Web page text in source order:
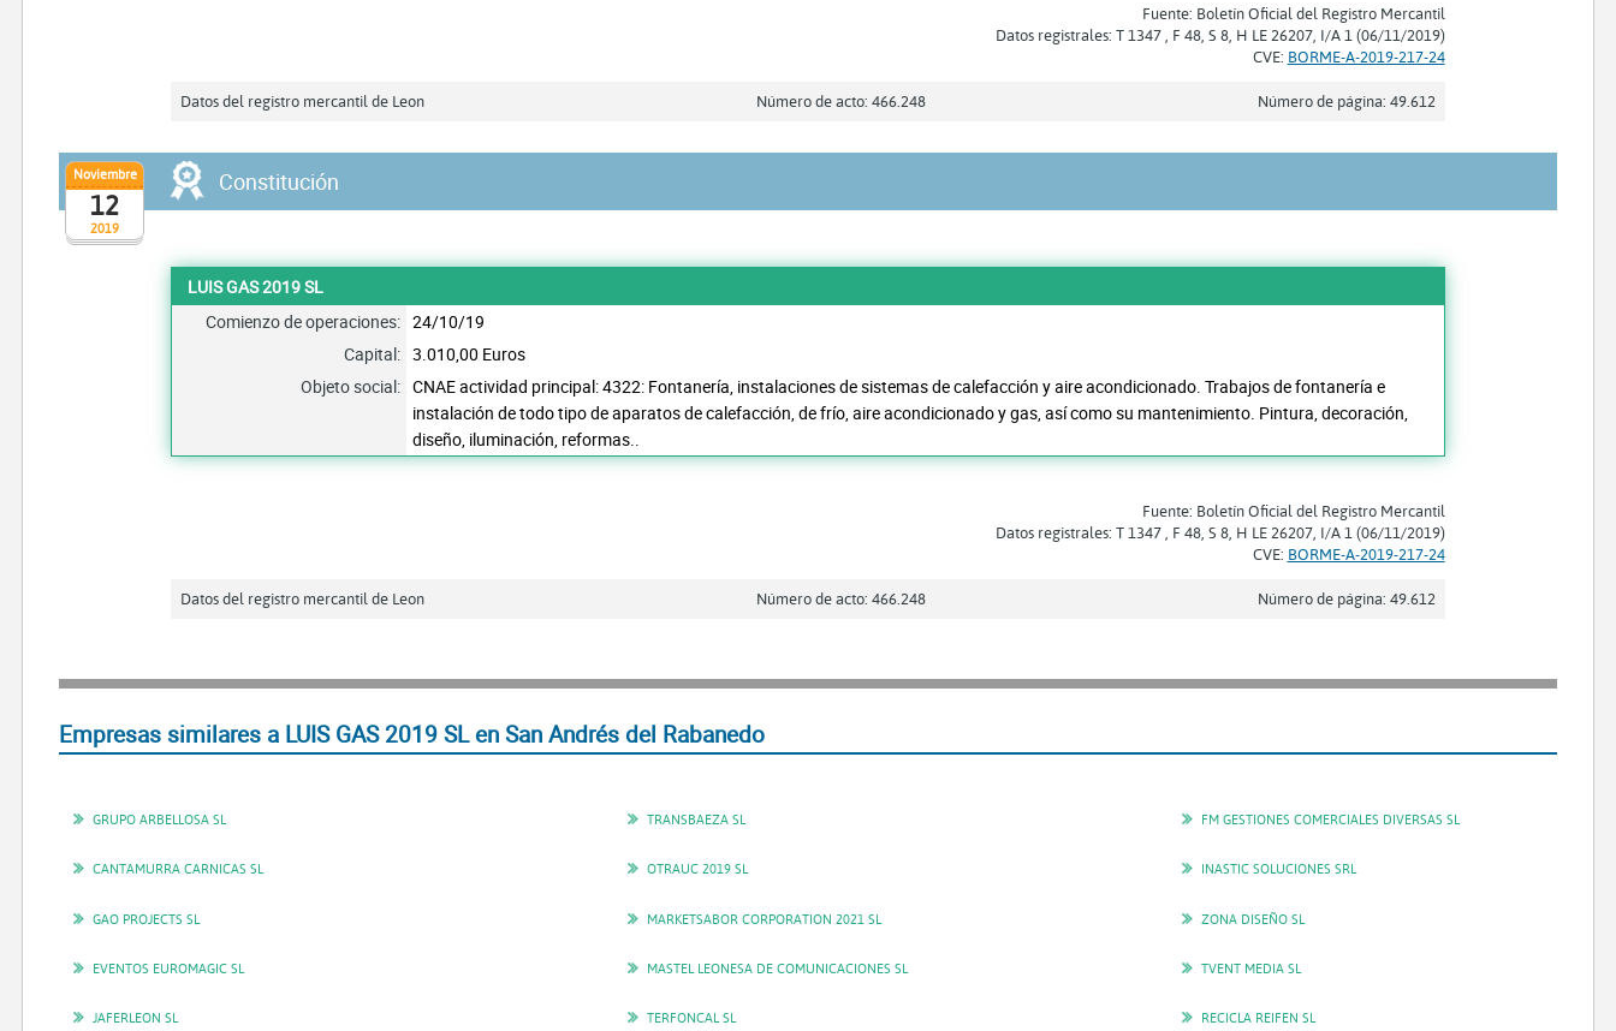
Fuente: Boletín Oficial del Registro Mercantil
Datos registrales: T 1347 , F 48, S 8, H LE 26207, I/A 1 (06/11/2019)
CVE: BORME-A-2019-217-24
Datos del registro mercantil de Leon Número de acto: 466.248 Número de página: 49.612
2019
Noviembre
12
Constitución
LUIS GAS 2019 SL
Comienzo de operaciones: 24/10/19
Capital: 3.010,00 Euros
Objeto social: CNAE actividad principal: 4322: Fontanería, instalaciones de sistemas de calefacción y aire acondicionado. Trabajos de fontanería e
instalación de todo tipo de aparatos de calefacción, de frío, aire acondicionado y gas, así como su mantenimiento. Pintura, decoración,
diseño, iluminación, reformas..
Fuente: Boletín Oficial del Registro Mercantil
Datos registrales: T 1347 , F 48, S 8, H LE 26207, I/A 1 (06/11/2019)
CVE: BORME-A-2019-217-24
Datos del registro mercantil de Leon Número de acto: 466.248 Número de página: 49.612
Empresas similares a LUIS GAS 2019 SL en San Andrés del Rabanedo
GRUPO ARBELLOSA SL TRANSBAEZA SL FM GESTIONES COMERCIALES DIVERSAS SL
CANTAMURRA CARNICAS SL OTRAUC 2019 SL INASTIC SOLUCIONES SRL
GAO PROJECTS SL MARKETSABOR CORPORATION 2021 SL ZONA DISEÑO SL
EVENTOS EUROMAGIC SL MASTEL LEONESA DE COMUNICACIONES SL TVENT MEDIA SL
JAFERLEON SL TERFONCAL SL RECICLA REIFEN SL